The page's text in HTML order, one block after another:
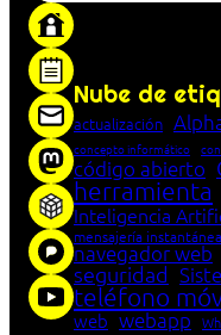
Nube de
actualización
concepto informático
código abierto
herramienta
Inteligencia
mensajería instantánea
navegador web
seguridad
teléfono
web webapp